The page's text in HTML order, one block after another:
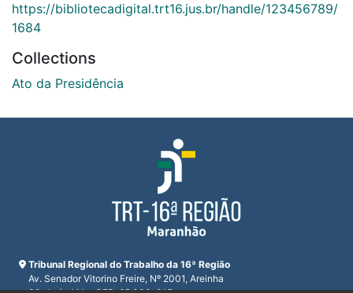
https://bibliotecadigital.trt16.jus.br/handle/123456789/
1684
Collections
Ato da Presidência
Tribunal Regional do Trabalho da 16ª Região
Av. Senador Vitorino Freire, Nº 2001, Areinha